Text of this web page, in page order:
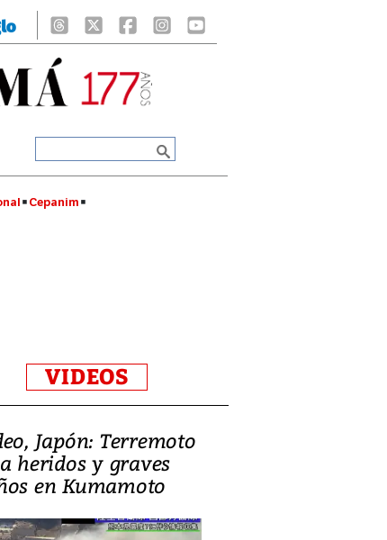
Cepanim
VIDEOS
Japón: Terremoto
heridos y graves
en Kumamoto